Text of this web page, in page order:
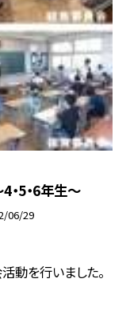
5・6年生〜
06/29
動を行いました。